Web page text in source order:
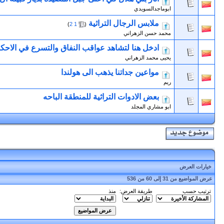
ابوماجدالسويدي
ملابس الرجال التراثية (
1
2
)
محمد حسن الزهراني
ادخل هنا لتشاهد عواقب النفاق والتسرع في
يحيى محمد الزهراني
مواعين جداتنا يذهب الى هولندا
ريم
بعض الادوات التراثية للمنطقة الباحه
ابو مشاري المجلد
خيارات العرض
عرض المواضيع من 31 إلى 60 من 536
ترتيب حسب طريقة العرض: منذ